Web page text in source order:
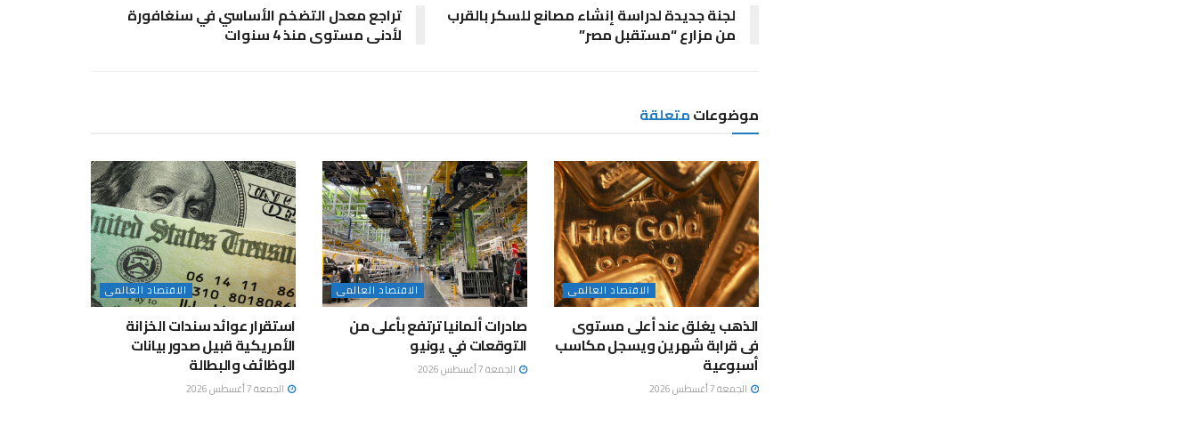
لجنة جديدة لدراسة إنشاء مصانع للسكر بالقرب
من مزارع “مستقبل مصر”
تراجع معدل التضخم الأساسي في سنغافورة
لأدنى مستوى منذ 4 سنوات
موضوعاتمتعلقة
الاقتصاد العالمى
الذهب يغلق عند أعلى مستوى
فى قرابة شهرين ويسجل مكاسب
أسبوعية
الجمعة 7 أغسطس 2026
الاقتصاد العالمى
صادرات ألمانيا ترتفع بأعلى من
التوقعات في يونيو
الجمعة 7 أغسطس 2026
الاقتصاد العالمى
استقرار عوائد سندات الخزانة
الأمريكية قبيل صدور بيانات
الوظائف والبطالة
الجمعة 7 أغسطس 2026